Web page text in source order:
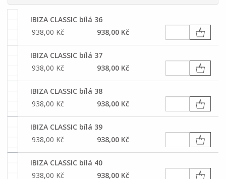
IBIZA CLASSIC bílá 36
938,00 Kč
938,00 Kč
IBIZA CLASSIC bílá 37
938,00 Kč
938,00 Kč
IBIZA CLASSIC bílá 38
938,00 Kč
938,00 Kč
IBIZA CLASSIC bílá 39
938,00 Kč
938,00 Kč
IBIZA CLASSIC bílá 40
938,00 Kč
938,00 Kč